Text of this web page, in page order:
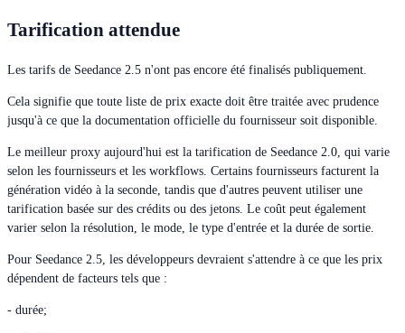
Tarification attendue
Les tarifs de Seedance 2.5 n'ont pas encore été finalisés publiquement.
Cela signifie que toute liste de prix exacte doit être traitée avec prudence
jusqu'à ce que la documentation officielle du fournisseur soit disponible.
Le meilleur proxy aujourd'hui est la tarification de Seedance 2.0, qui varie
selon les fournisseurs et les workflows. Certains fournisseurs facturent la
génération vidéo à la seconde, tandis que d'autres peuvent utiliser une
tarification basée sur des crédits ou des jetons. Le coût peut également
varier selon la résolution, le mode, le type d'entrée et la durée de sortie.
Pour Seedance 2.5, les développeurs devraient s'attendre à ce que les prix
dépendent de facteurs tels que :
- durée;